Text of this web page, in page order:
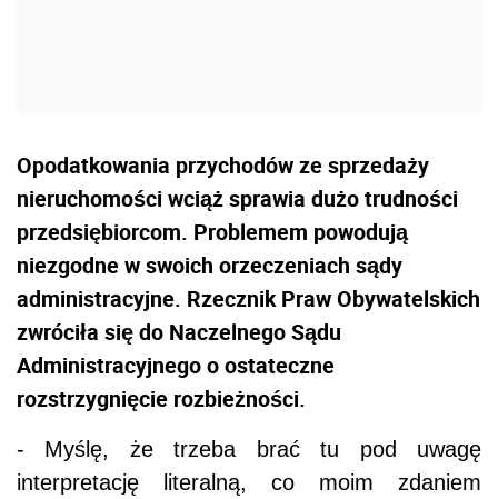
Opodatkowania przychodów ze sprzedaży
nieruchomości wciąż sprawia dużo trudności
przedsiębiorcom. Problemem powodują
niezgodne w swoich orzeczeniach sądy
administracyjne. Rzecznik Praw Obywatelskich
zwróciła się do Naczelnego Sądu
Administracyjnego o ostateczne
rozstrzygnięcie rozbieżności.
- Myślę, że trzeba brać tu pod uwagę
interpretację literalną, co moim zdaniem